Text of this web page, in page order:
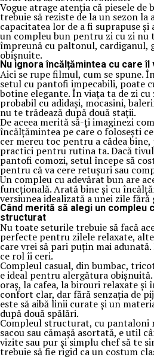
Vogue atrage atenția că piesele
trebuie să reziste de la un sezon
capacitatea lor de a fi suprapuse
un compleu bun pentru zi cu zi nu
împreună cu paltonul, cardiganul,
obișnuite.
Nu ignora încălțămintea cu care
Aici se rupe filmul, cum se spune.
setul cu pantofi impecabili, poate
botine elegante. În viața ta de zi
probabil cu adidași, mocasini,
nu te trădează după două stații.
De aceea merită să-ți imaginezi
încălțămintea pe care o folosești
cer mereu toc pentru a cădea
practici pentru rutina ta. Dacă
pantofi comozi, setul începe să
pentru că va cere retușuri sau
Un compleu cu adevărat bun are
funcțională. Arată bine și cu
versiunea idealizată a unei zile fără
Când merită să alegi un compleu
structurat
Nu toate seturile trebuie să facă
perfecte pentru zilele relaxate,
care vrei să pari puțin mai
ce rol îi ceri.
Compleul casual, din bumbac,
e ideal pentru alergătura
oraș, la cafea, la birouri relaxate și
confort clar, dar fără senzația de
este să aibă linii curate și un
după două spălări.
Compleul structurat, cu pantaloni
sacou sau cămașă asortată, e util
vizite sau pur și simplu chef să te
trebuie să fie rigid ca un costum